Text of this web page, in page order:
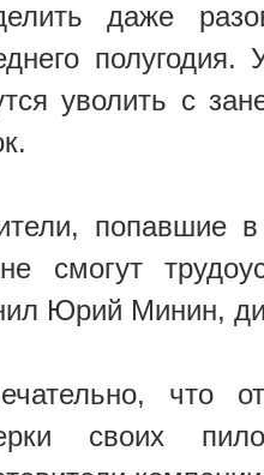
даже
уволить с
попавшие
смогут
Юрий Минин,
что
своих